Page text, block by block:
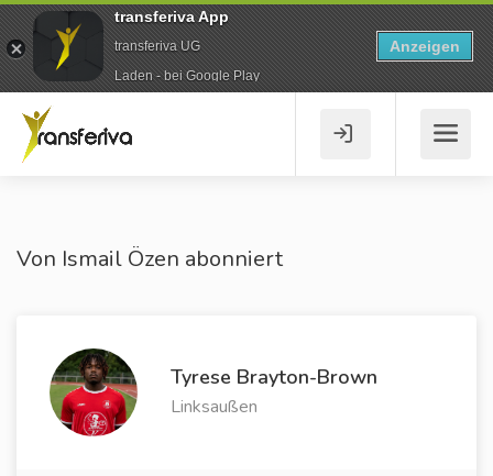
Von Ismail Özen abonniert
Tyrese Brayton-Brown
Linksaußen
transferiva App
transferiva UG
Laden - bei Google Play
Anzeigen